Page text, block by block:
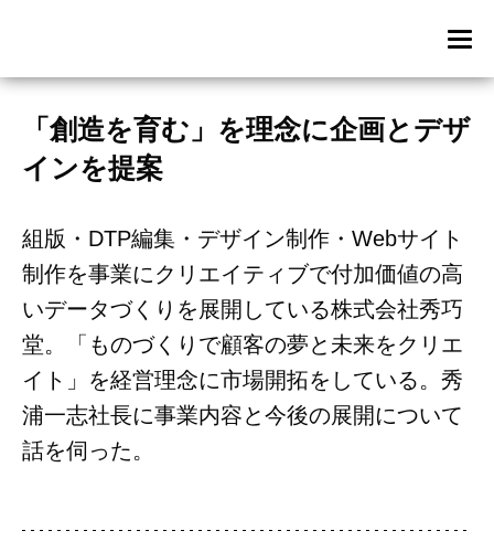
「創造を育む」を理念に企画とデザ
インを提案
組版・DTP編集・デザイン制作・Webサイト
制作を事業にクリエイティブで付加価値の高
いデータづくりを展開している株式会社秀巧
堂。「ものづくりで顧客の夢と未来をクリエ
イト」を経営理念に市場開拓をしている。秀
浦一志社長に事業内容と今後の展開について
話を伺った。